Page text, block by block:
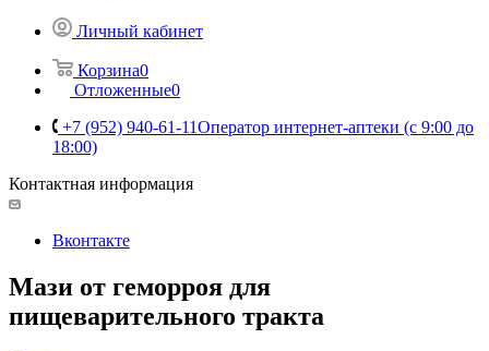
Личный кабинет
Корзина0
Отложенные0
+7 (952) 940-61-11Оператор интернет-аптеки (с 9:00 до
18:00)
Контактная информация
Вконтакте
Мази от геморроя для
пищеварительного тракта